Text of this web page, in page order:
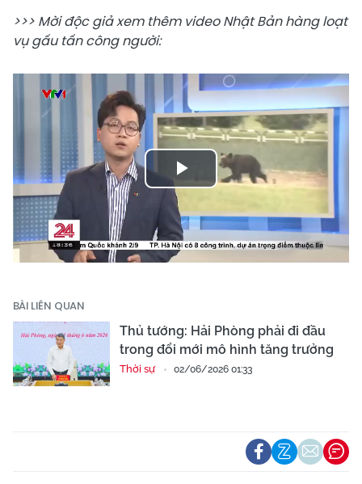
>>> Mời độc giả xem thêm video Nhật Bản hàng loạt
vụ gấu tấn công người:
Play
Video
BÀI LIÊN QUAN
Thủ tướng: Hải Phòng phải đi đầu
trong đổi mới mô hình tăng trưởng
Thời sự 02/06/2026 01:33